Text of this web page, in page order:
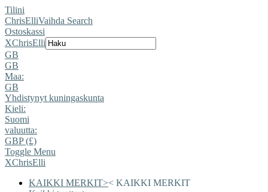
Tilini
ChrisElliVaihda Search
Ostoskassi
XChrisElli
GB
GB
Maa:
GB
Yhdistynyt kuningaskunta
Kieli:
Suomi
valuutta:
GBP (£)
Toggle Menu
XChrisElli
KAIKKI MERKIT>< KAIKKI MERKIT